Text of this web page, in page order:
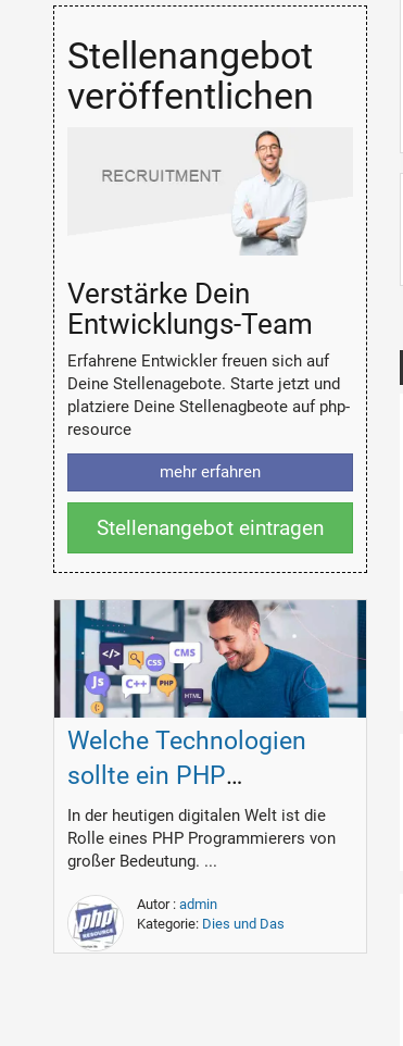
Stellenangebot
veröffentlichen
Verstärke Dein
Entwicklungs-Team
Erfahrene Entwickler freuen sich auf
Deine Stellenagebote. Starte jetzt und
platziere Deine Stellenagbeote auf php-
resource
mehr erfahren
Stellenangebot eintragen
Welche Technologien
sollte ein PHP
Programmierer
beherrschen?
In der heutigen digitalen Welt ist die
Rolle eines PHP Programmierers von
großer Bedeutung. ...
Autor : admin
Kategorie: Dies und Das